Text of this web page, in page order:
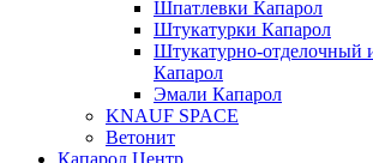
Шпатлевки Капарол
Штукатурки Капарол
Штукатурно-отделочный
Капарол
Эмали Капарол
KNAUF SPACE
Ветонит
Капарол Центр